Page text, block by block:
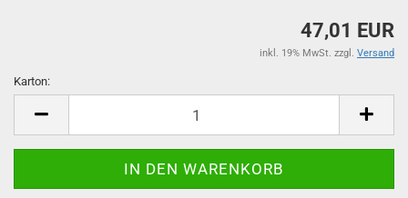
47,01 EUR
inkl. 19% MwSt. zzgl. Versand
Karton: